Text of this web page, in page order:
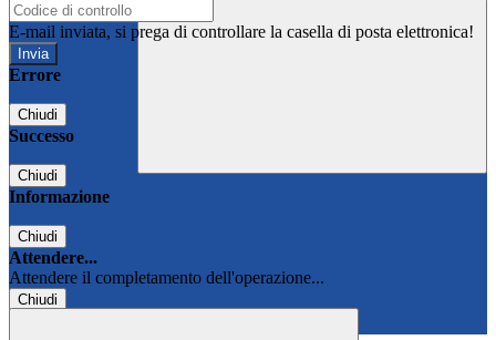
E-mail inviata, si prega di controllare la casella di posta elettronica!
Errore
Chiudi
Successo
Chiudi
Informazione
Chiudi
Attendere...
Attendere il completamento dell'operazione...
Chiudi